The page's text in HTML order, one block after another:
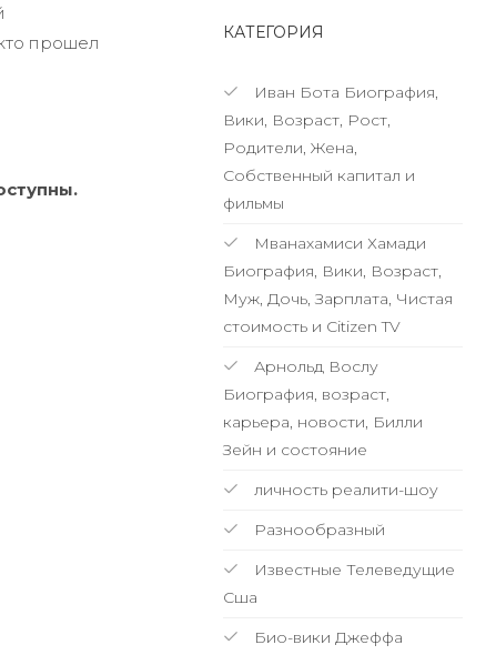
прошел
КАТЕГОРИЯ
Иван Бота Биография,
Вики, Возраст, Рост,
Родители, Жена,
Собственный капитал и
фильмы
Мванахамиси Хамади
Биография, Вики, Возраст,
Муж, Дочь, Зарплата, Чистая
стоимость и Citizen TV
Арнольд Вослу
Биография, возраст,
карьера, новости, Билли
Зейн и состояние
личность реалити-шоу
Разнообразный
Известные Телеведущие
Сша
Био-вики Джеффа